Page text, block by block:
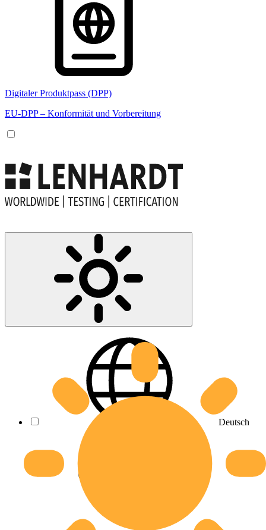
Digitaler Produktpass (DPP)
EU-DPP – Konformität und Vorbereitung
Deutsch